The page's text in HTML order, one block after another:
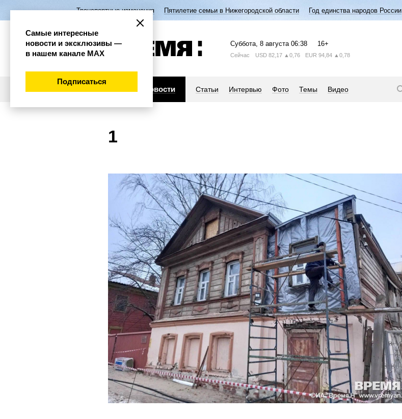
Транспортные изменения Пятилетие семьи в Нижегородской области Год единства народов России
Суббота, 8 августа 06:38 16+
Сейчас USD 82,17 ▲0,76 EUR 94,84 ▲0,78
Новости Статьи Интервью Фото Темы Видео
1
Самые интересные
новости и эксклюзивы —
в нашем канале МАХ
Подписаться